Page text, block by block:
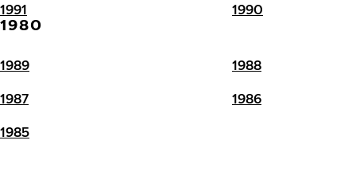
1991 1990
1980
1989 1988
1987 1986
1985